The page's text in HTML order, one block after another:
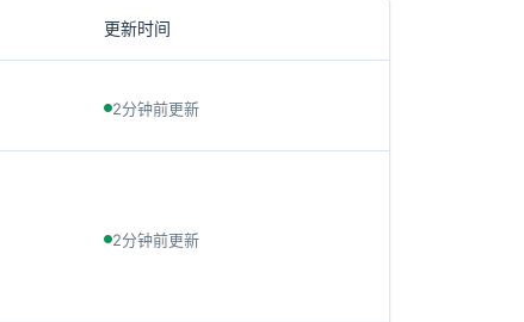
更新时间
2分钟前更新
2分钟前更新